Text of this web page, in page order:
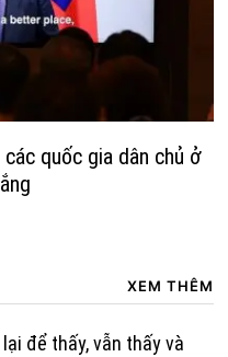
quốc gia dân chủ ở
XEM THÊM
để thấy, vẫn thấy và